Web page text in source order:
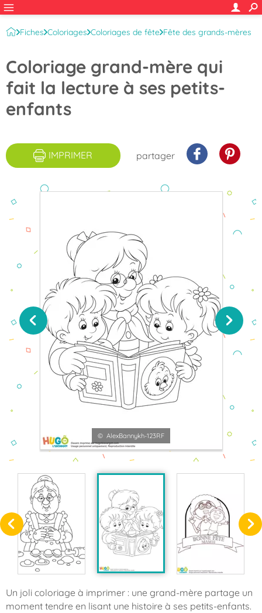
Fiches Coloriages Coloriages de fête Fête des grands-mères
Coloriage grand-mère qui
fait la lecture à ses petits-
enfants
IMPRIMER partager
© AlexBannykh-123RF
Un joli coloriage à imprimer : une grand-mère partage un
moment tendre en lisant une histoire à ses petits-enfants.